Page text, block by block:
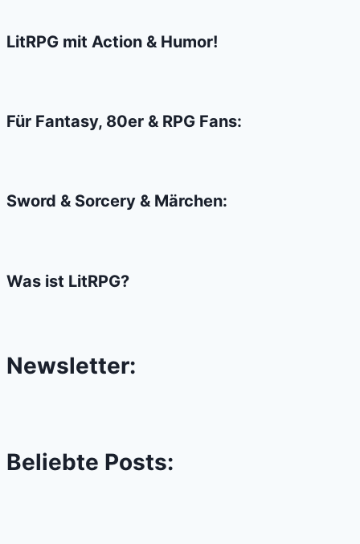
DnDice!
LitRPG mit Action & Humor!
Für Fantasy, 80er & RPG Fans:
Sword & Sorcery & Märchen:
Was ist LitRPG?
Newsletter:
Beliebte Posts: